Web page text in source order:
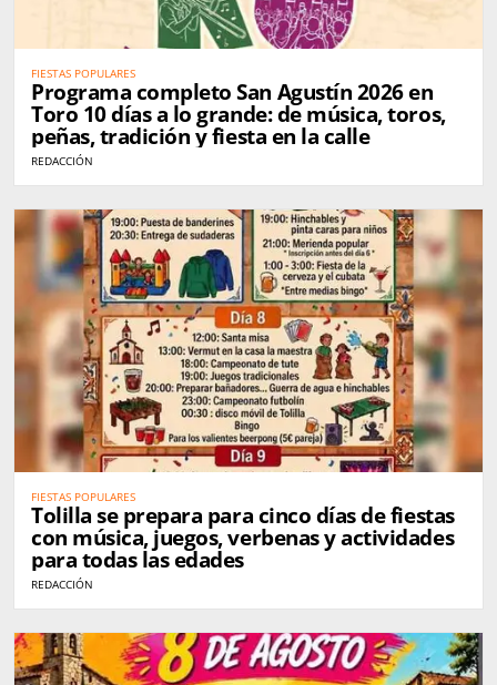
FIESTAS POPULARES
Programa completo San Agustín 2026 en
Toro 10 días a lo grande: de música, toros,
peñas, tradición y fiesta en la calle
REDACCIÓN
FIESTAS POPULARES
Tolilla se prepara para cinco días de fiestas
con música, juegos, verbenas y actividades
para todas las edades
REDACCIÓN